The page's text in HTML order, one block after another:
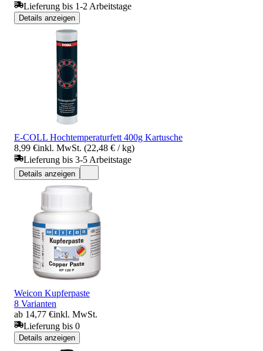
Lieferung bis 1-2 Arbeitstage
Details anzeigen
E-COLL Hochtemperaturfett 400g Kartusche
8,99 €inkl. MwSt. (22,48 € / kg)
Lieferung bis 3-5 Arbeitstage
Details anzeigen
Weicon Kupferpaste
8 Varianten
ab 14,77 €inkl. MwSt.
Lieferung bis 0
Details anzeigen